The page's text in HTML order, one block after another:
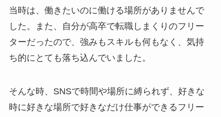
当時は、働きたいのに働ける場所がありませんで
した。また、自分が高卒で転職しまくりのフリー
ターだったので、強みもスキルも何もなく、気持
ち的にとても落ち込んでいました。
そんな時、SNSで時間や場所に縛られず、好きな
時に好きな場所で好きなだけ仕事ができるフリー